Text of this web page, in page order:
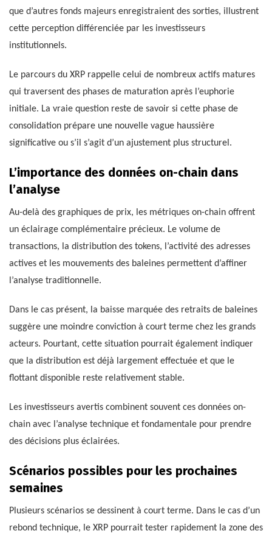
que d’autres fonds majeurs enregistraient des sorties, illustrent
cette perception différenciée par les investisseurs
institutionnels.
Le parcours du XRP rappelle celui de nombreux actifs matures
qui traversent des phases de maturation après l’euphorie
initiale. La vraie question reste de savoir si cette phase de
consolidation prépare une nouvelle vague haussière
significative ou s’il s’agit d’un ajustement plus structurel.
L’importance des données on-chain dans
l’analyse
Au-delà des graphiques de prix, les métriques on-chain offrent
un éclairage complémentaire précieux. Le volume de
transactions, la distribution des tokens, l’activité des adresses
actives et les mouvements des baleines permettent d’affiner
l’analyse traditionnelle.
Dans le cas présent, la baisse marquée des retraits de baleines
suggère une moindre conviction à court terme chez les grands
acteurs. Pourtant, cette situation pourrait également indiquer
que la distribution est déjà largement effectuée et que le
flottant disponible reste relativement stable.
Les investisseurs avertis combinent souvent ces données on-
chain avec l’analyse technique et fondamentale pour prendre
des décisions plus éclairées.
Scénarios possibles pour les prochaines
semaines
Plusieurs scénarios se dessinent à court terme. Dans le cas d’un
rebond technique, le XRP pourrait tester rapidement la zone des